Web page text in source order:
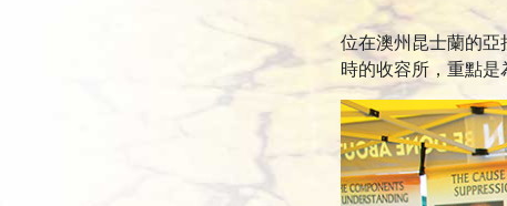
位在澳州昆士蘭的
時的收容所，重點是